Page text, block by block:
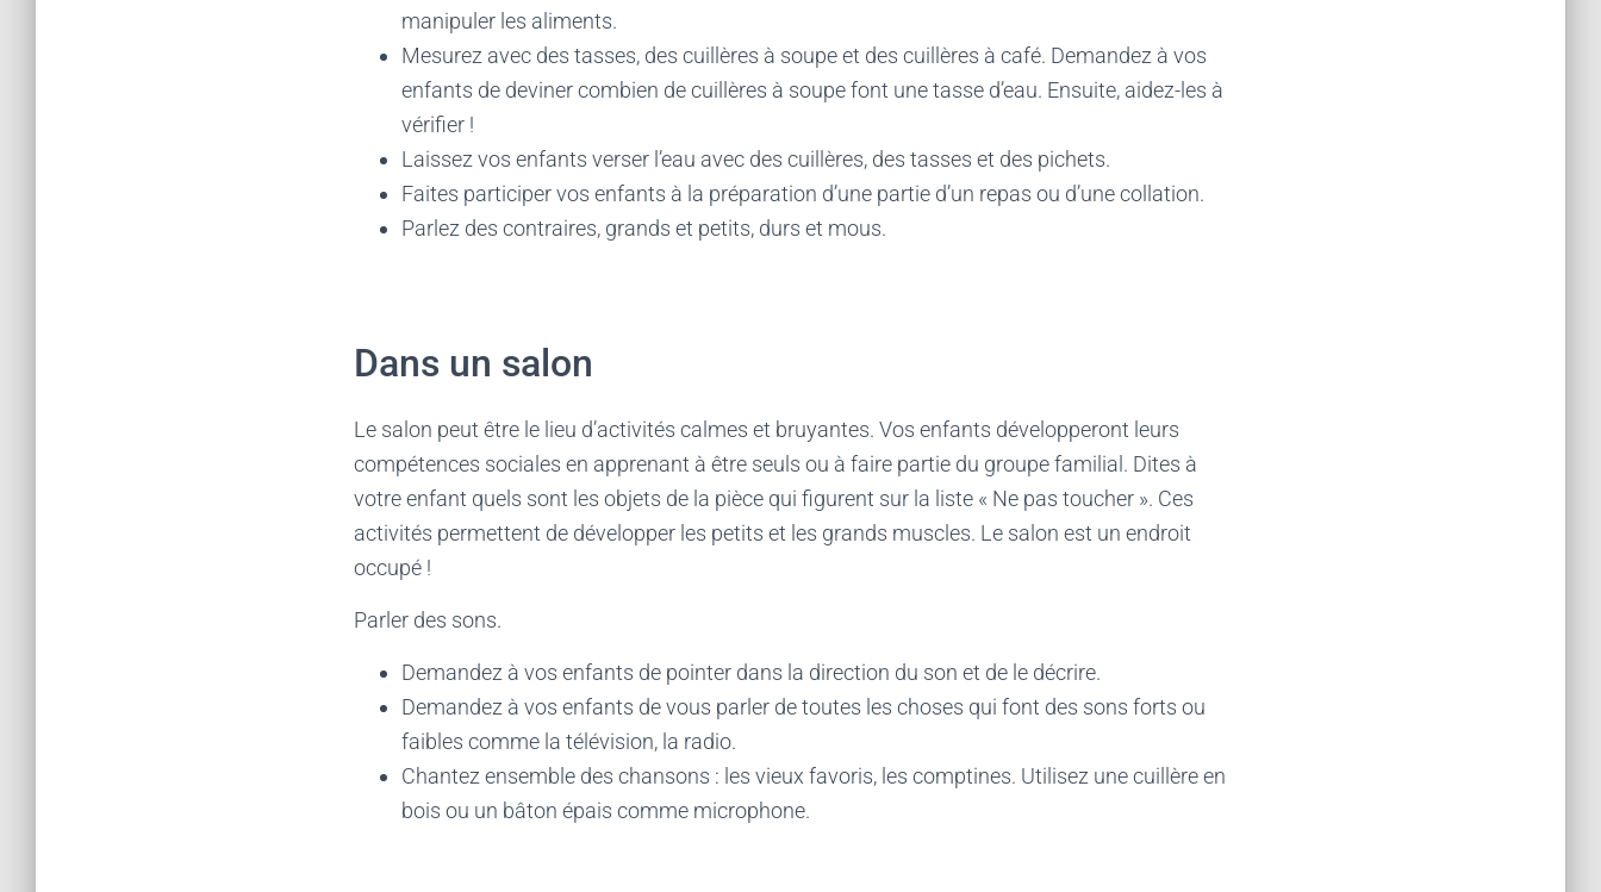
manipuler les aliments.
Mesurez avec des tasses, des cuillères à soupe et des cuillères à café. Demandez à vos
enfants de deviner combien de cuillères à soupe font une tasse d’eau. Ensuite, aidez-les à
vérifier !
Laissez vos enfants verser l’eau avec des cuillères, des tasses et des pichets.
Faites participer vos enfants à la préparation d’une partie d’un repas ou d’une collation.
Parlez des contraires, grands et petits, durs et mous.
Dans un salon
Le salon peut être le lieu d’activités calmes et bruyantes. Vos enfants développeront leurs
compétences sociales en apprenant à être seuls ou à faire partie du groupe familial. Dites à
votre enfant quels sont les objets de la pièce qui figurent sur la liste « Ne pas toucher ». Ces
activités permettent de développer les petits et les grands muscles. Le salon est un endroit
occupé !
Parler des sons.
Demandez à vos enfants de pointer dans la direction du son et de le décrire.
Demandez à vos enfants de vous parler de toutes les choses qui font des sons forts ou
faibles comme la télévision, la radio.
Chantez ensemble des chansons : les vieux favoris, les comptines. Utilisez une cuillère en
bois ou un bâton épais comme microphone.